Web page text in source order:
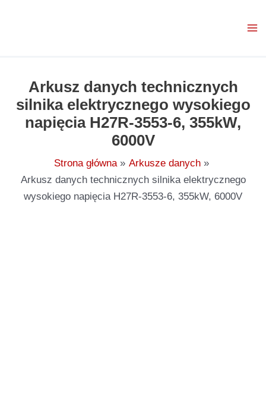
Arkusz danych technicznych
silnika elektrycznego wysokiego
napięcia H27R-3553-6, 355kW,
6000V
Strona główna
Arkusze danych
Arkusz danych technicznych silnika elektrycznego
wysokiego napięcia H27R-3553-6, 355kW, 6000V